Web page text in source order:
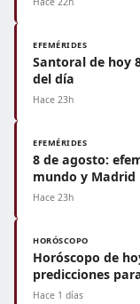
EFEMÉRIDES
Santoral de hoy
del día
Hace 23h
EFEMÉRIDES
8 de agosto:
mundo y Madrid
Hace 23h
HORÓSCOPO
Horóscopo de
predicciones
Hace 1 días